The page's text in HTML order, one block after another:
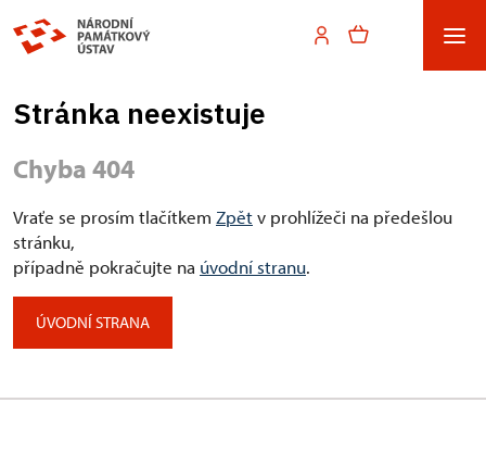
Stránka neexistuje
Chyba 404
Vraťe se prosím tlačítkem Zpětv prohlížeči na předešlou
stránku,
případně pokračujte na úvodní stranu.
ÚVODNÍ STRANA